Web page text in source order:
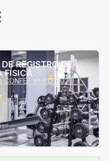
REGISTRO DE
FÍSICA
CONFEF nº 617/2026